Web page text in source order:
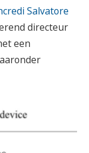
Salvatore
directeur
een